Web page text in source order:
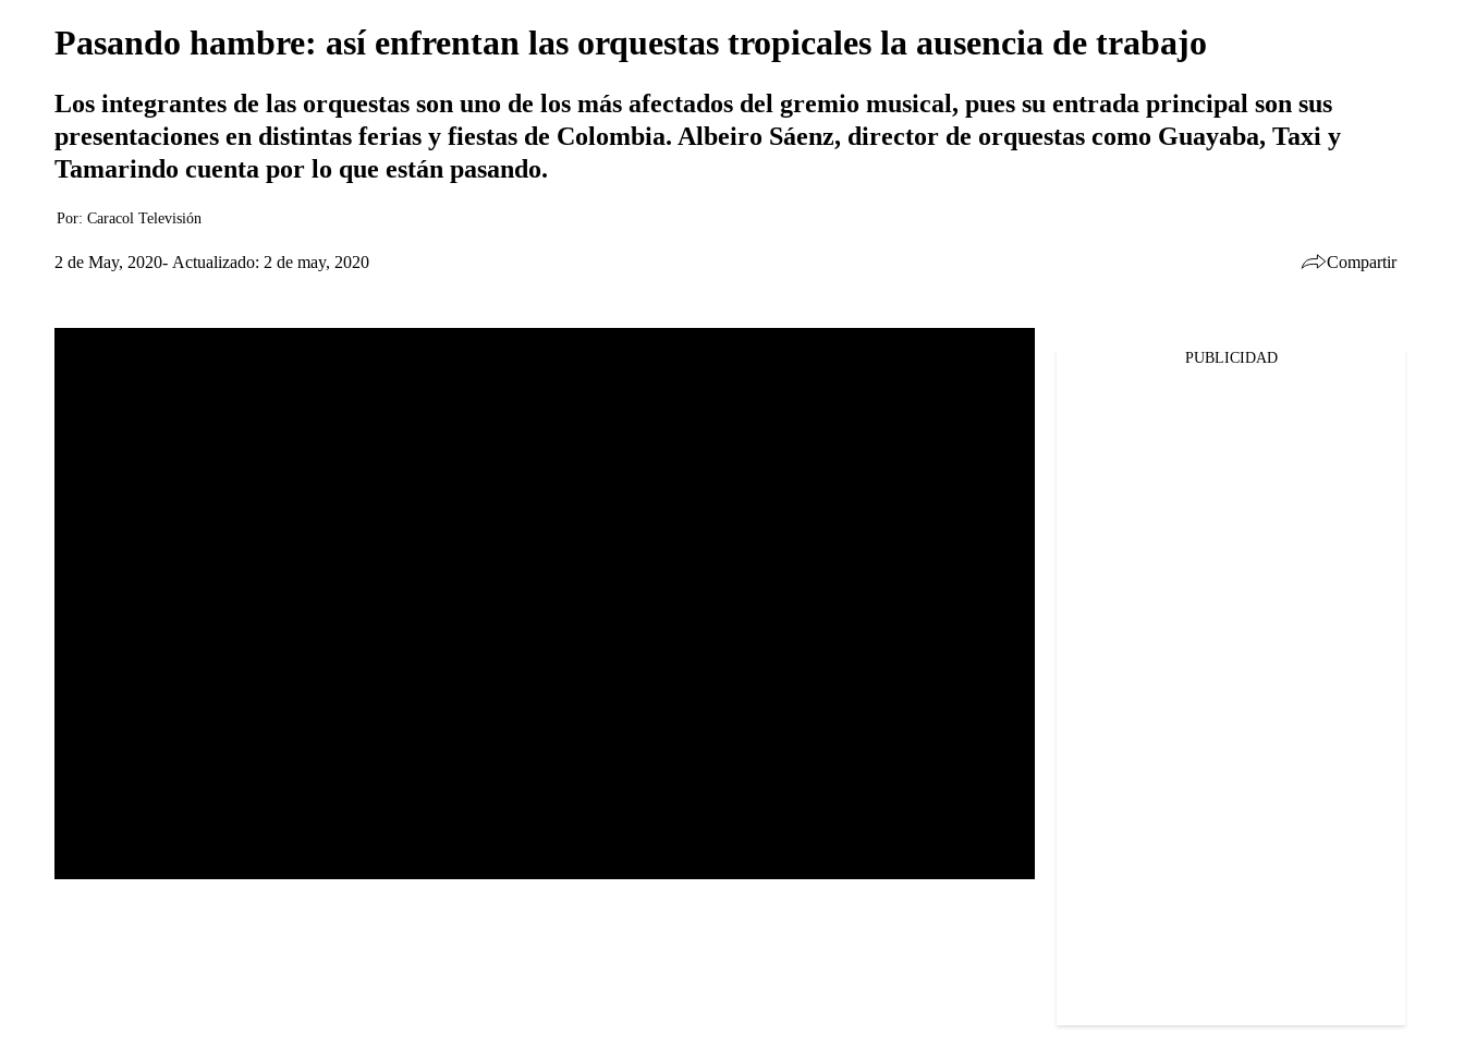
Pasando hambre: así enfrentan las orquestas tropicales la ausencia de trabajo
Los integrantes de las orquestas son uno de los más afectados del gremio musical, pues su entrada principal son sus
presentaciones en distintas ferias y fiestas de Colombia. Albeiro Sáenz, director de orquestas como Guayaba, Taxi y
Tamarindo cuenta por lo que están pasando.
Por: Caracol Televisión
2 de May, 2020 Actualizado: 2 de may, 2020 Compartir
PUBLICIDAD